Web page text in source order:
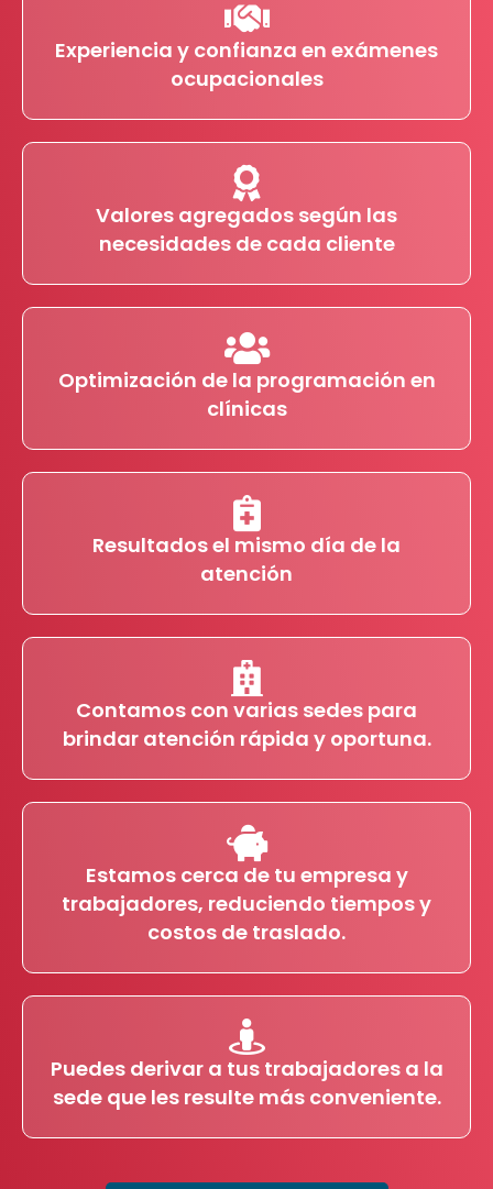
Experiencia y confianza en exámenes
ocupacionales
Valores agregados según las
necesidades de cada cliente
Optimización de la programación en
clínicas
Resultados el mismo día de la
atención
Contamos con varias sedes para
brindar atención rápida y oportuna.
Estamos cerca de tu empresa y
trabajadores, reduciendo tiempos y
costos de traslado.
Puedes derivar a tus trabajadores a la
sede que les resulte más conveniente.